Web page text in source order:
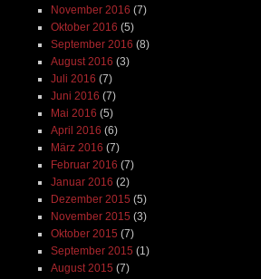
November 2016 (7)
Oktober 2016 (5)
September 2016 (8)
August 2016 (3)
Juli 2016 (7)
Juni 2016 (7)
Mai 2016 (5)
April 2016 (6)
März 2016 (7)
Februar 2016 (7)
Januar 2016 (2)
Dezember 2015 (5)
November 2015 (3)
Oktober 2015 (7)
September 2015 (1)
August 2015 (7)